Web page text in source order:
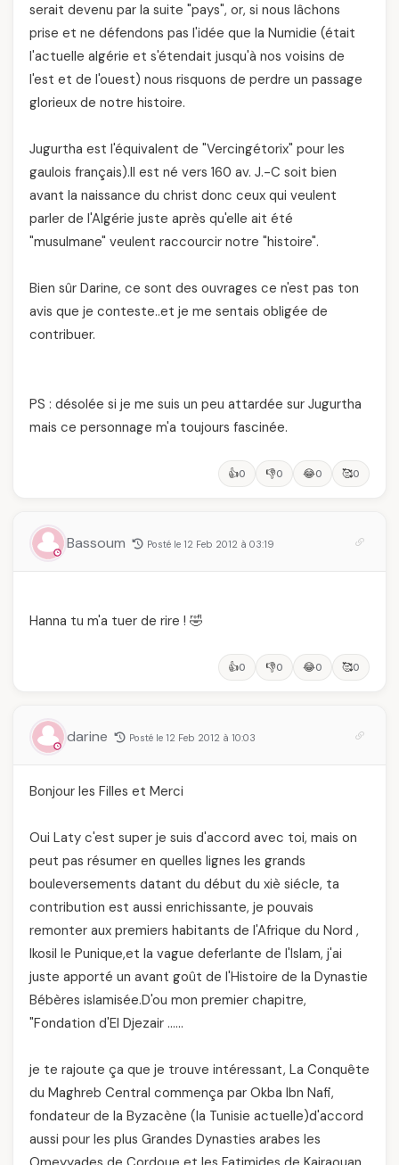
serait devenu par la suite "pays", or, si nous lâchons
prise et ne défendons pas l'idée que la Numidie (était
l'actuelle algérie et s'étendait jusqu'à nos voisins de
l'est et de l'ouest) nous risquons de perdre un passage
glorieux de notre histoire.
Jugurtha est l'équivalent de "Vercingétorix" pour les
gaulois français).Il est né vers 160 av. J.-C soit bien
avant la naissance du christ donc ceux qui veulent
parler de l'Algérie juste après qu'elle ait été
"musulmane" veulent raccourcir notre "histoire".
Bien sûr Darine, ce sont des ouvrages ce n'est pas ton
avis que je conteste..et je me sentais obligée de
contribuer.
PS : désolée si je me suis un peu attardée sur Jugurtha
mais ce personnage m'a toujours fascinée.
👍0 👎0 😂0 🥰0
Bassoum Posté le 12 Feb 2012 à 03:19
Hanna tu m'a tuer de rire ! 🤣
👍0 👎0 😂0 🥰0
darine Posté le 12 Feb 2012 à 10:03
Bonjour les Filles et Merci
Oui Laty c'est super je suis d'accord avec toi, mais on
peut pas résumer en quelles lignes les grands
bouleversements datant du début du xiè siécle, ta
contribution est aussi enrichissante, je pouvais
remonter aux premiers habitants de l'Afrique du Nord ,
Ikosil le Punique,et la vague deferlante de l'Islam, j'ai
juste apporté un avant goût de l'Histoire de la Dynastie
Bébères islamisée.D'ou mon premier chapitre,
"Fondation d'El Djezair ……
je te rajoute ça que je trouve intéressant, La Conquête
du Maghreb Central commença par Okba Ibn Nafi,
fondateur de la Byzacène (la Tunisie actuelle)d'accord
aussi pour les plus Grandes Dynasties arabes les